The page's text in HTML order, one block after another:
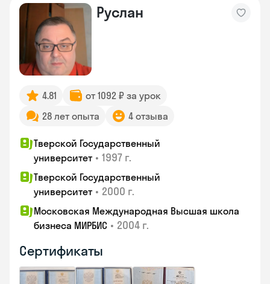
Руслан
4.81
от 1092 ₽ за урок
28 лет опыта
4 отзыва
Тверской Государственный
университет • 1997 г.
Тверской Государственный
университет • 2000 г.
Московская Международная Высшая школа
бизнеса МИРБИС • 2004 г.
Сертификаты